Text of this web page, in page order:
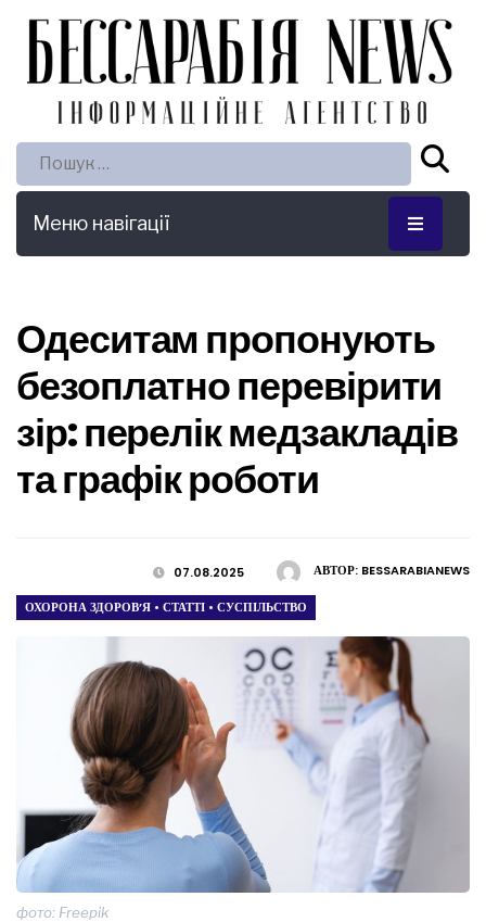
Пошук:
Меню навігації
Одеситам пропонують
безоплатно перевірити
зір: перелік медзакладів
та графік роботи
АВТОР: BESSARABIANEWS
07.08.2025
ОХОРОНА ЗДОРОВ’Я • СТАТТІ • СУСПІЛЬСТВО
фото: Freepik